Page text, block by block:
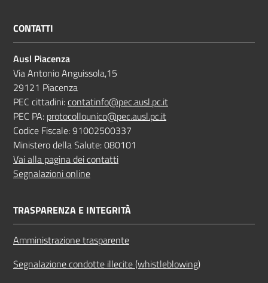
CONTATTI
Ausl Piacenza
Via Antonio Anguissola,15
29121 Piacenza
PEC cittadini:contatinfo@pec.ausl.pc.it
PEC PA: protocollounico@pec.ausl.pc.it
Codice Fiscale: 91002500337
Ministero della Salute: 080101
Vai alla pagina dei contatti
Segnalazioni online
TRASPARENZA E INTEGRITÀ
Amministrazione trasparente
Segnalazione condotte illecite (whistleblowing)